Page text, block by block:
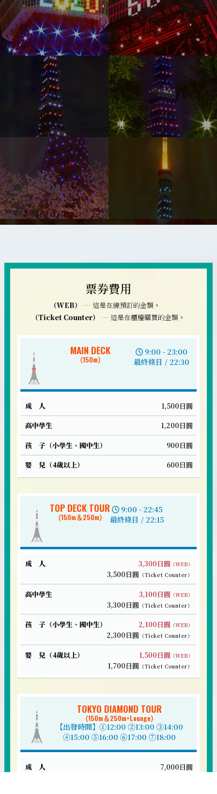
票券費用
（WEB）
… 這是在線預訂的金額。
（Ticket Counter）
… 這是在櫃檯購買的金額。
成
人
高
中
學
生
子
（小
生、
國
中
嬰
兒
歲
以
MAIN DECK
（150m）
9:00 - 23:00
最終條目 / 22:30
1,500日圓
1,200日圓
900日圓
600日圓
TOP DECK TOUR
（150m＆250m）
9:00 - 22:45
最終條目 / 22:15
3,300日圓 （WEB）
3,500日圓 （Ticket Counter）
3,100日圓 （WEB）
3,300日圓 （Ticket Counter）
2,100日圓 （WEB）
2,300日圓 （Ticket Counter）
1,500日圓 （WEB）
1,700日圓 （Ticket Counter）
TOKYO DIAMOND TOUR
（150m＆250m+Lounge）
【出發時間】①12:00 ②13:00 ③14:00
④15:00 ⑤16:00 ⑥17:00 ⑦18:00
7,000日圓